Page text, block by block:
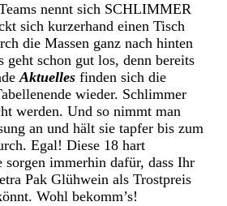
nennt sich SCHLIMMER
sich kurzerhand einen Tisch
die Massen ganz nach hinten
geht schon gut los, denn bereits
Aktuelles finden sich die
wieder. Schlimmer
werden. Und so nimmt man
an und hält sie tapfer bis zum
Egal! Diese 18 hart
sorgen immerhin dafür, dass Ihr
Pak Glühwein als Trostpreis
Wohl bekomm’s!